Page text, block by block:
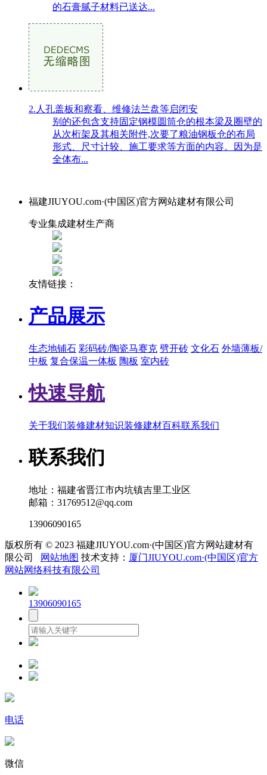
的石膏腻子材料已送达...
2.人孔盖板和察看、维修法兰盘等启闭安
别的还包含支持固定钢模圆筒仓的根本梁及圈壁的
从次桁架及其相关附件,次要了粮油钢板仓的布局
形式、尺寸计较、施工要求等方面的内容。因为是
全体布...
福建JIUYOU.com·(中国区)官方网站建材有限公司
专业集成建材生产商
友情链接：
产品展示
生态地铺石 彩码砖/陶瓷马赛克 劈开砖 文化石 外墙薄板/
中板 复合保温一体板 陶板 室内砖
快速导航
关于我们装修建材知识装修建材百科联系我们
联系我们
地址：福建省晋江市内坑镇吉里工业区
邮箱：31769512@qq.com
13906090165
版权所有 © 2023 福建JIUYOU.com·(中国区)官方网站建材有
限公司
网站地图 技术支持： 厦门JIUYOU.com·(中国区)官方
网站网络科技有限公司
13906090165
电话
微信